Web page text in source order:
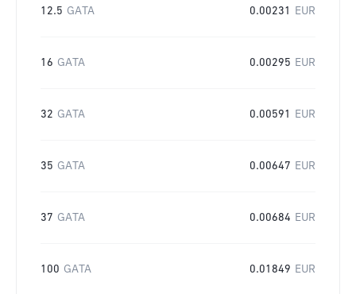
12.5 GATA 0.00231 EUR
16 GATA 0.00295 EUR
32 GATA 0.00591 EUR
35 GATA 0.00647 EUR
37 GATA 0.00684 EUR
100 GATA 0.01849 EUR